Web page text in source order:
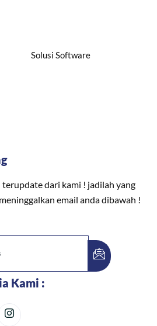
Solusi Software
dari kami ! jadilah yang
email anda dibawah !
Kami :